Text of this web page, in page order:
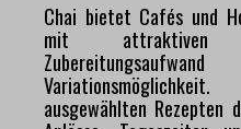
Chai bietet Cafés und
mit attraktiven
ausgewählten Rezepten